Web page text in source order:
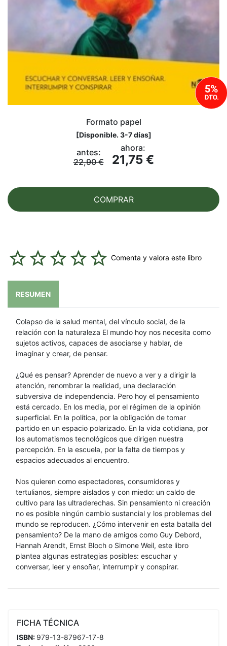
Formato papel
[Disponible. 3-7 días]
antes:
22,90 €
ahora:
21,75 €
COMPRAR
Comenta y valora este libro
RESUMEN
Colapso de la salud mental, del vínculo social, de la
relación con la naturaleza El mundo hoy nos necesita como
sujetos activos, capaces de asociarse y hablar, de
imaginar y crear, de pensar.
¿Qué es pensar? Aprender de nuevo a ver y a dirigir la
atención, renombrar la realidad, una declaración
subversiva de independencia. Pero hoy el pensamiento
está cercado. En los media, por el régimen de la opinión
superficial. En la política, por la obligación de tomar
partido en un espacio polarizado. En la vida cotidiana, por
los automatismos tecnológicos que dirigen nuestra
percepción. En la escuela, por la falta de tiempos y
espacios adecuados al encuentro.
Nos quieren como espectadores, consumidores y
tertulianos, siempre aislados y con miedo: un caldo de
cultivo para las ultraderechas. Sin pensamiento ni creación
no es posible ningún cambio sustancial y los problemas del
mundo se reproducen. ¿Cómo intervenir en esta batalla del
pensamiento? De la mano de amigos como Guy Debord,
Hannah Arendt, Ernst Bloch o Simone Weil, este libro
plantea algunas estrategias posibles: escuchar y
conversar, leer y ensoñar, interrumpir y conspirar.
FICHA TÉCNICA
ISBN: 979-13-87967-17-8